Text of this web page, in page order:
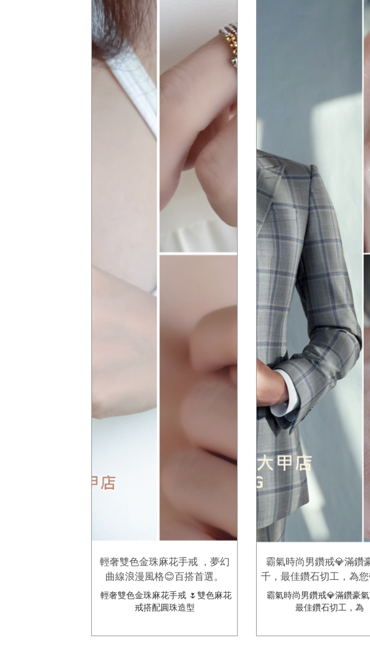
輕奢雙色金珠麻花手戒 ，夢幻
曲線浪漫風格😊百搭首選。
輕奢雙色金珠麻花手戒 🌷雙色麻花
戒搭配圓珠造型
霸氣時尚男鑽戒💎滿鑽
千，最佳鑽石切工，為
爵不凡的氣勢！
霸氣時尚男鑽戒💎滿鑽豪氣
最佳鑽石切工，為